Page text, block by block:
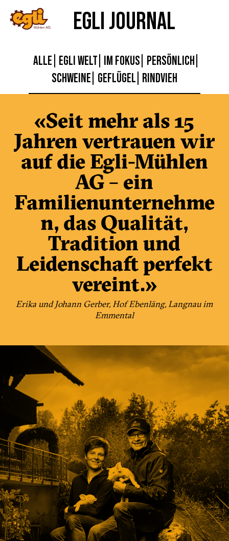
EGLI JOURNAL
ALLE EGLI WELT IM FOKUS
PERSÖNLICH
SCHWEINE GEFLÜGEL RINDVIEH
«Seit mehr als 15
Jahren vertrauen wir
auf die Egli-Mühlen
AG – ein
Familienunternehme
n, das Qualität,
Tradition und
Leidenschaft perfekt
vereint.»
Erika und Johann Gerber, Hof Ebenläng, Langnau im
Emmental